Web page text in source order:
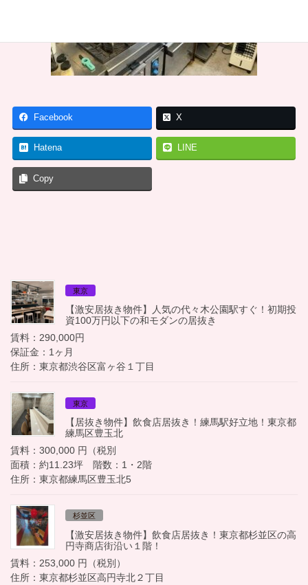
Facebook X
Hatena LINE
Copy
東京
【激安居抜き物件】人気の代々木公園駅すぐ！初期投
資100万円以下の和モダンの居抜き
賃料：290,000円
保証金：1ヶ月
住所：東京都渋谷区富ヶ谷１丁目
東京
【居抜き物件】飲食店居抜き！練馬駅好立地！東京都
練馬区豊玉北
賃料：300,000 円（税別
面積：約11.23坪 階数：1・2階
住所：東京都練馬区豊玉北5
杉並区
【激安居抜き物件】飲食店居抜き！東京都杉並区の高
円寺商店街沿い１階！
賃料：253,000 円（税別）
住所：東京都杉並区高円寺北２丁目